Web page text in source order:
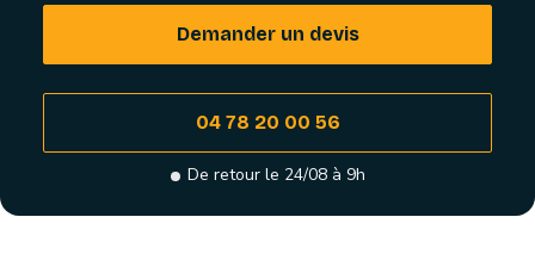
Demander un devis
04 78 20 00 56
De retour le 24/08 à 9h